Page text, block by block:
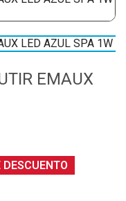
EMAUX
DESCUENTO